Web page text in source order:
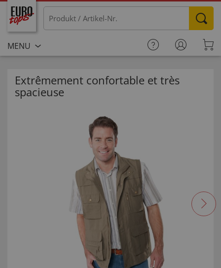
MENU
Extrêmement confortable et très
spacieuse